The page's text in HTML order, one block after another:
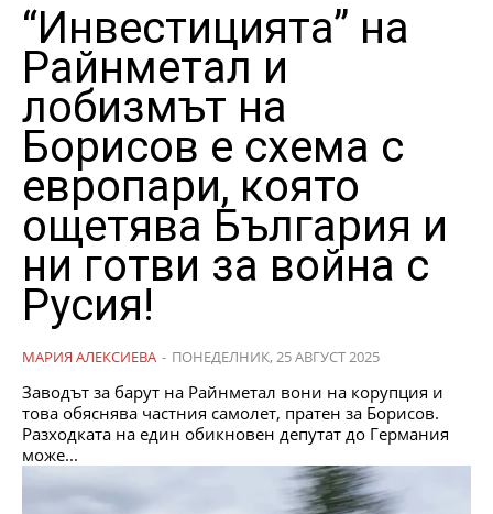
“Инвестицията” на
Райнметал и
лобизмът на
Борисов е схема с
европари, която
ощетява България и
ни готви за война с
Русия!
МАРИЯ АЛЕКСИЕВА - ПОНЕДЕЛНИК, 25 АВГУСТ 2025
Заводът за барут на Райнметал вони на корупция и
това обяснява частния самолет, пратен за Борисов.
Разходката на един обикновен депутат до Германия
може...